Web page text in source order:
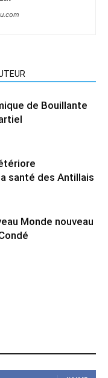
de Bouillante
santé des Antillais
Monde nouveau